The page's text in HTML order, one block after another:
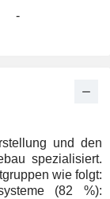
-
und den
spezialisiert.
wie folgt:
(82 %):